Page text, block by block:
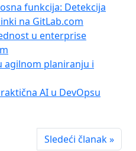
funkcija: Detekcija
na GitLab.com
u enterprise
agilnom planiranju i
AI u DevOpsu
Sledeći članak »